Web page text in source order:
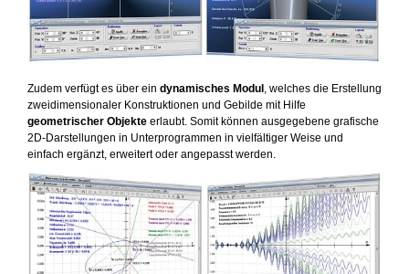
Zudem verfügt es über ein dynamisches Modul, welches die Erstellung
zweidimensionaler Konstruktionen und Gebilde mit Hilfe
geometrischer Objekte erlaubt. Somit können ausgegebene grafische
2D-Darstellungen in Unterprogrammen in vielfältiger Weise und
einfach ergänzt, erweitert oder angepasst werden.